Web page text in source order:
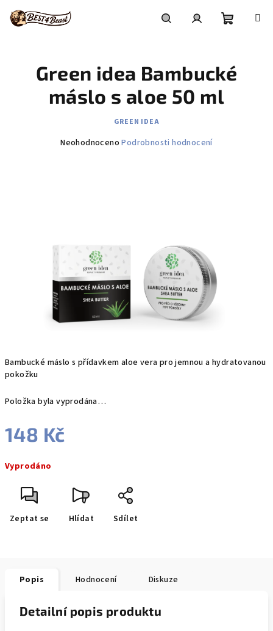
obsah
košík
Bambucké máslo s přídavkem aloe vera pro jemnou a hydratovanou
pokožku
Položka byla vyprodána…
148 Kč
cena:
Vyprodáno
Zeptat se Hlídat Sdílet
Green idea Bambucké
máslo s aloe 50 ml
GREEN IDEA
Průměrné
Neohodnoceno Podrobnosti hodnocení
Popis Hodnocení Diskuze
Detailní popis produktu